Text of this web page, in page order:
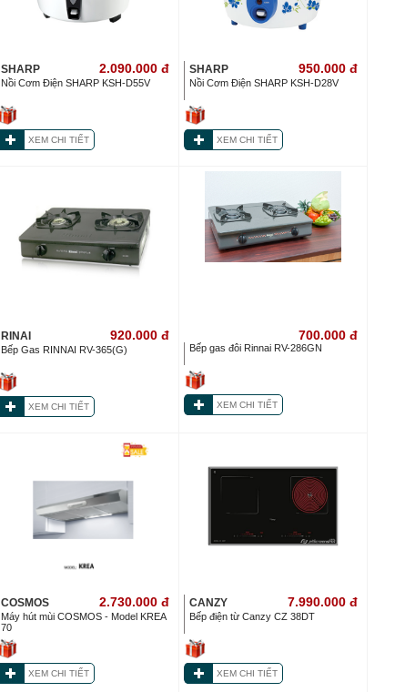
SHARP 2.090.000 đ
Nồi Cơm Điện SHARP KSH-D55V
XEM CHI TIẾT
SHARP 950.000 đ
Nồi Cơm Điện SHARP KSH-D28V
XEM CHI TIẾT
RINAI 920.000 đ
Bếp Gas RINNAI RV-365(G)
XEM CHI TIẾT
700.000 đ
Bếp gas đôi Rinnai RV-286GN
XEM CHI TIẾT
COSMOS 2.730.000 đ
Máy hút mùi COSMOS - Model KREA
70
XEM CHI TIẾT
CANZY 7.990.000 đ
Bếp điện từ Canzy CZ 38DT
XEM CHI TIẾT